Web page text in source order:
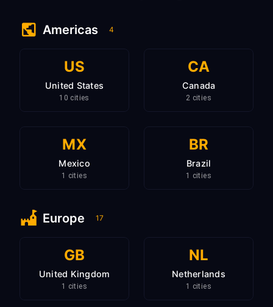
Americas 4
US
United States
10 cities
CA
Canada
2 cities
MX
Mexico
1 cities
BR
Brazil
1 cities
Europe 17
GB
United Kingdom
1 cities
NL
Netherlands
1 cities